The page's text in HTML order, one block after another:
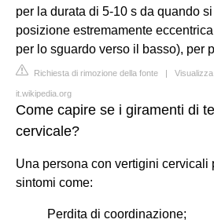
per la durata di 5-10 s da quando
posizione estremamente
per lo sguardo verso il basso), per
Richiesta di rimozione della fonte |
it.wikipedia.org
Come capire se i giramenti di
cervicale?
Una persona con vertigini cervicali
sintomi come:
Perdita di coordinazione;